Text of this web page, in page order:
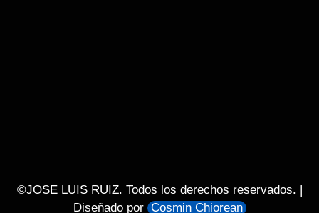
©JOSE LUIS RUIZ. Todos los derechos reservados. |
Diseñado por Cosmin Chiorean